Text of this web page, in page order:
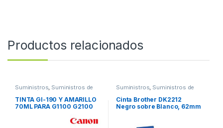
Productos relacionados
Suministros Suministros de
Impresión
TINTA GI-190 Y AMARILLO
70ML PARA G1100 G2100
Suministros Suministros de
Cinta Brother DK2212
Negro sobre Blanco, 62mm